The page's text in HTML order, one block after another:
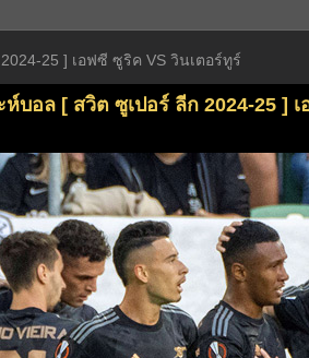
25 ] เอฟซี ซูริค VS วินเตอร์ทูร์
ห์บอล [ สวิต ซูเปอร์ ลีก 2024-25 ]